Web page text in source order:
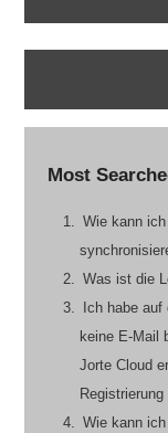
Most
Wie kann
Was ist die
Ich habe
keine E-Mail
Jorte Cloud
Wie kann